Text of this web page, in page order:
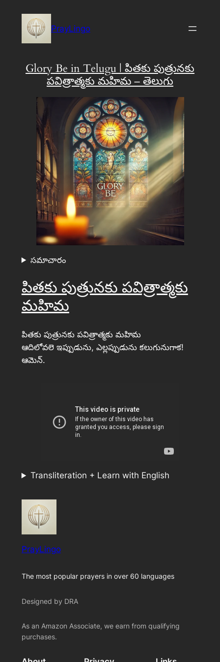
content
PrayLingo
Glory Be in Telugu | పితకు పుత్రునకు
పవిత్రాత్మకు మహిమ – తెలుగు
సమాచారం
పితకు పుత్రునకు పవిత్రాత్మకు
మహిమ
పితకు పుత్రునకు పవిత్రాత్మకు మహిమ
ఆదిలోవలె ఇప్పుడును, ఎల్లప్పుడును కలుగునుగాక!
ఆమెన్.
Transliteration + Learn with English
PrayLingo
The most popular prayers in over 60 languages
Designed by DRA
As an Amazon Associate, we earn from qualifying
purchases.